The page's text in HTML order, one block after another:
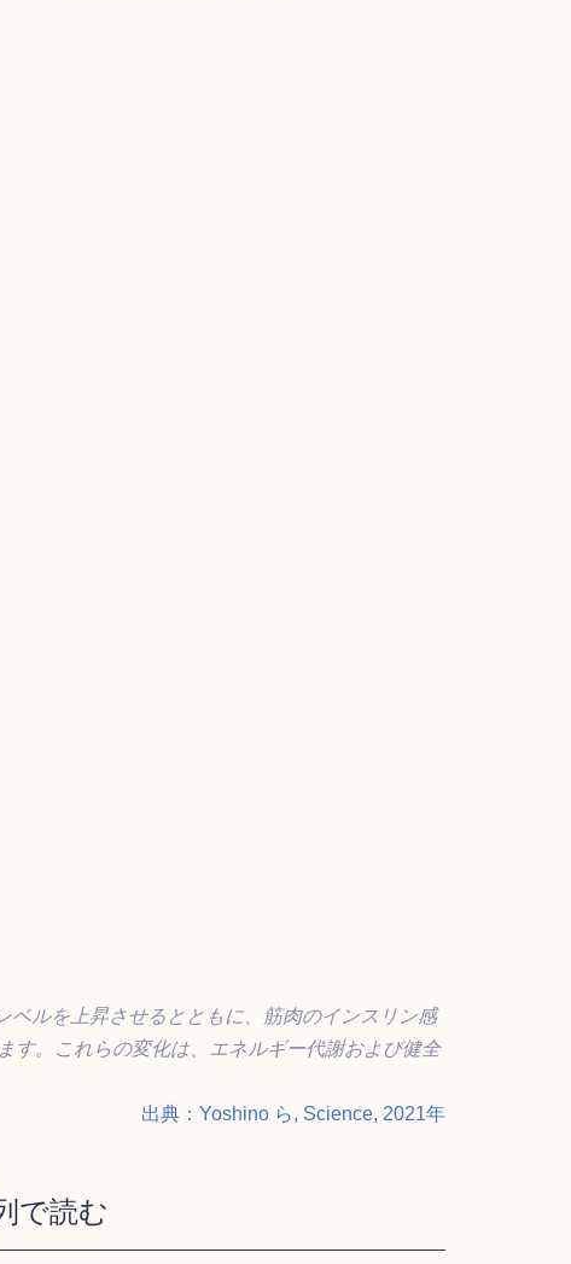
ベルを上昇させるとともに、筋肉のインスリン感
す。これらの変化は、エネルギー代謝および健全
出典：Yoshino ら, Science, 2021年
で読む